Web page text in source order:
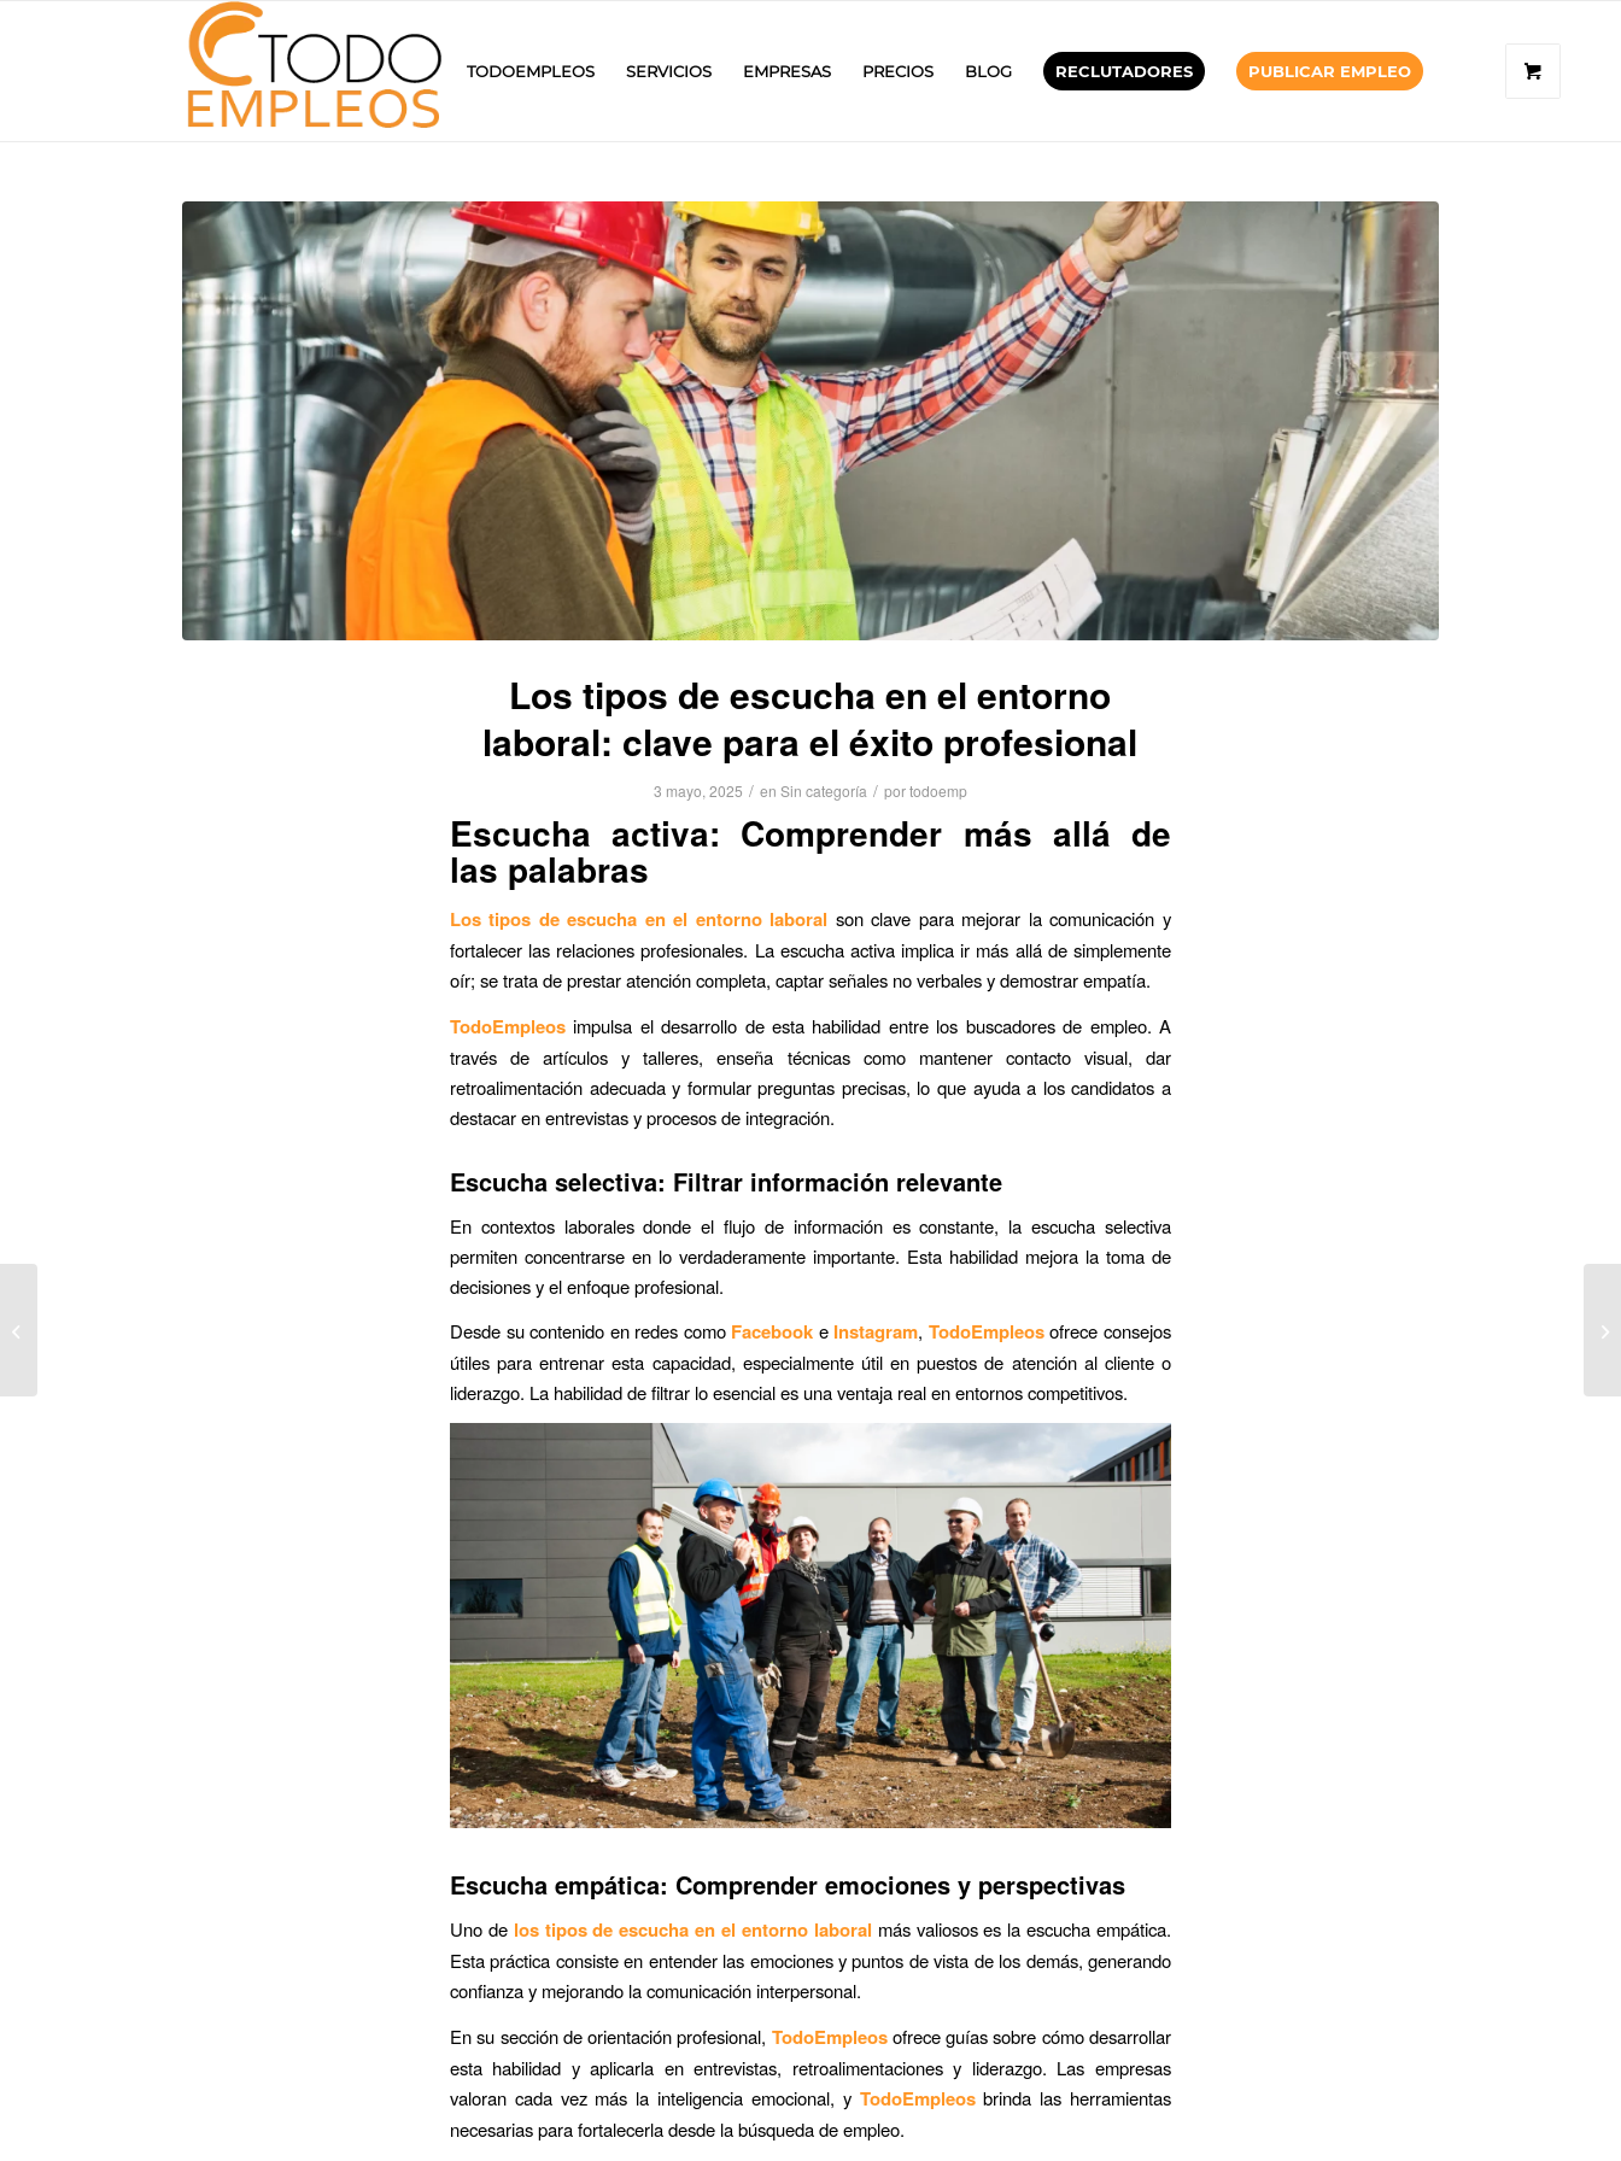
TODOEMPLEOS SERVICIOS EMPRESAS PRECIOS BLOG RECLUTADORES PUBLICAR EMPLEO
Los tipos de escucha en el entorno
laboral: clave para el éxito profesional
3 mayo, 2025 / en Sin categoría / portodoemp
Escucha activa: Comprender más allá de
las palabras
Los tipos de escucha en el entorno laboral son clave para mejorar la comunicación y
fortalecer las relaciones profesionales. La escucha activa implica ir más allá de simplemente
oír; se trata de prestar atención completa, captar señales no verbales y demostrar empatía.
TodoEmpleosimpulsa el desarrollo de esta habilidad entre los buscadores de empleo. A
través de artículos y talleres, enseña técnicas como mantener contacto visual, dar
retroalimentación adecuada y formular preguntas precisas, lo que ayuda a los candidatos a
destacar en entrevistas y procesos de integración.
Escucha selectiva: Filtrar información relevante
En contextos laborales donde el flujo de información es constante, la escucha selectiva
permiten concentrarse en lo verdaderamente importante. Esta habilidad mejora la toma de
decisiones y el enfoque profesional.
Desde su contenido en redes como Facebook e Instagram, TodoEmpleosofrece consejos
útiles para entrenar esta capacidad, especialmente útil en puestos de atención al cliente o
liderazgo. La habilidad de filtrar lo esencial es una ventaja real en entornos competitivos.
Escucha empática: Comprender emociones y perspectivas
Uno de los tipos de escucha en el entorno laboral más valiosos es la escucha empática.
Esta práctica consiste en entender las emociones y puntos de vista de los demás, generando
confianza y mejorando la comunicación interpersonal.
En su sección de orientación profesional, TodoEmpleosofrece guías sobre cómo desarrollar
esta habilidad y aplicarla en entrevistas, retroalimentaciones y liderazgo. Las empresas
valoran cada vez más la inteligencia emocional, y TodoEmpleosbrinda las herramientas
necesarias para fortalecerla desde la búsqueda de empleo.